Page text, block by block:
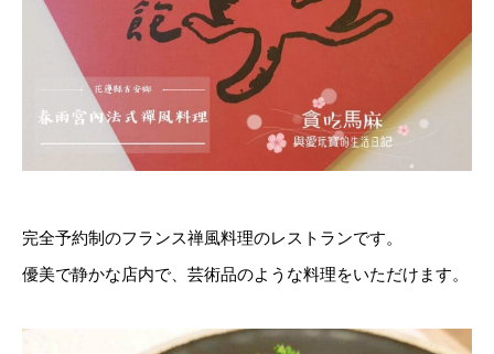
完全予約制のフランス禅風料理のレストランです。
優美で静かな店内で、芸術品のような料理をいただけます。